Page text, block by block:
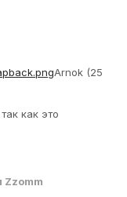
Arnok (25
как это
Zzomm